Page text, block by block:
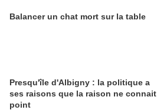
Balancer un chat mort sur la table
Presqu'île d'Albigny : la politique a
ses raisons que la raison ne connait
point